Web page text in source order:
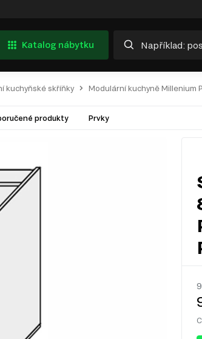
Katalog nábytku
kuchyňské skříňky Modulární kuchyně Millenium
produkty Prvky